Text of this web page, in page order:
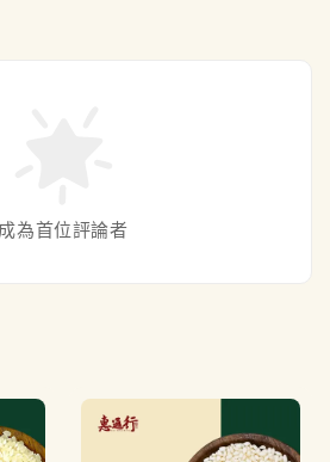
成為首位評論者